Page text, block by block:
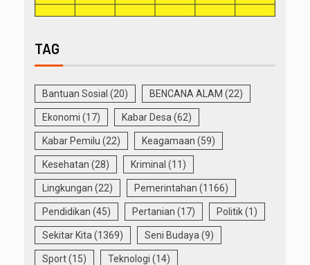
TAG
Bantuan Sosial (20) BENCANA ALAM (22)
Ekonomi (17) Kabar Desa (62)
Kabar Pemilu (22) Keagamaan (59)
Kesehatan (28) Kriminal (11)
Lingkungan (22) Pemerintahan (1166)
Pendidikan (45) Pertanian (17) Politik(1)
Sekitar Kita (1369) Seni Budaya (9)
Sport(15) Teknologi (14)